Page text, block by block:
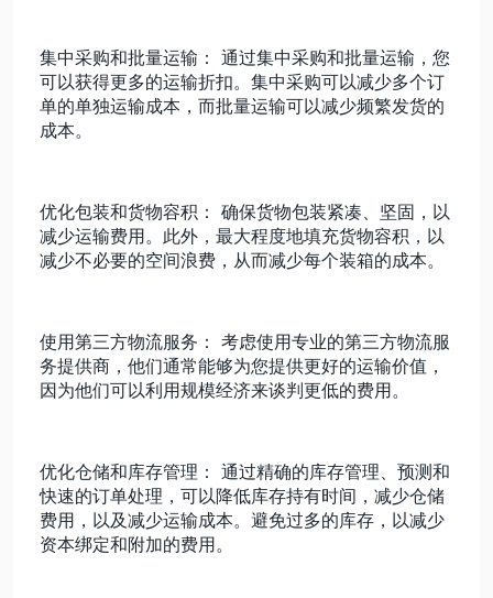
集中采购和批量运输： 通过集中采购和批量运输，您
可以获得更多的运输折扣。集中采购可以减少多个订
单的单独运输成本，而批量运输可以减少频繁发货的
成本。
优化包装和货物容积： 确保货物包装紧凑、坚固，以
减少运输费用。此外，最大程度地填充货物容积，以
减少不必要的空间浪费，从而减少每个装箱的成本。
使用第三方物流服务： 考虑使用专业的第三方物流服
务提供商，他们通常能够为您提供更好的运输价值，
因为他们可以利用规模经济来谈判更低的费用。
优化仓储和库存管理： 通过精确的库存管理、预测和
快速的订单处理，可以降低库存持有时间，减少仓储
费用，以及减少运输成本。避免过多的库存，以减少
资本绑定和附加的费用。